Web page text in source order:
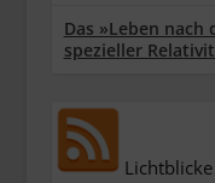
Das »Leben nach
spezieller
Lichtblicke